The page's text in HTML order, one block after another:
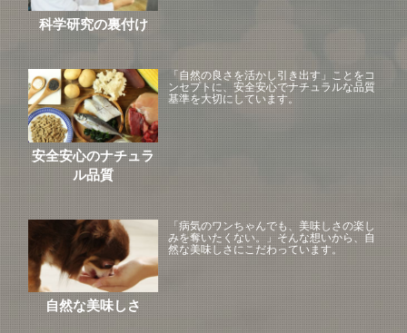
科学研究の裏付け
安全安心のナチュラ
ル品質
「自然の良さを活かし引き出す」ことをコ
ンセプトに、安全安心でナチュラルな品質
基準を大切にしています。
自然な美味しさ
「病気のワンちゃんでも、美味しさの楽し
みを奪いたくない。」そんな想いから、自
然な美味しさにこだわっています。